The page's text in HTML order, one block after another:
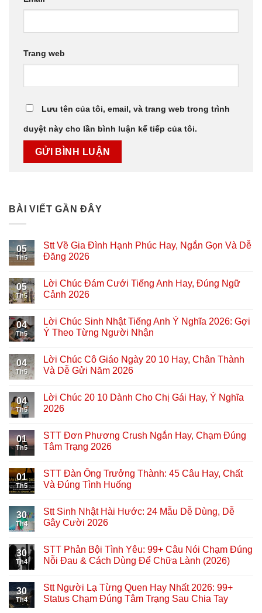
Trang web
Lưu tên của tôi, email, và trang web trong trình
duyệt này cho lần bình luận kế tiếp của tôi.
BÀI VIẾT GẦN ĐÂY
05
Th5
Stt Về Gia Đình Hạnh Phúc Hay, Ngắn Gọn Và Dễ
Đăng 2026
05
Th5
Lời Chúc Đám Cưới Tiếng Anh Hay, Đúng Ngữ
Cảnh 2026
04
Th5
Lời Chúc Sinh Nhật Tiếng Anh Ý Nghĩa 2026: Gợi
Ý Theo Từng Người Nhận
04
Th5
Lời Chúc Cô Giáo Ngày 20 10 Hay, Chân Thành
Và Dễ Gửi Năm 2026
04
Th5
Lời Chúc 20 10 Dành Cho Chị Gái Hay, Ý Nghĩa
2026
01
Th5
STT Đơn Phương Crush Ngắn Hay, Chạm Đúng
Tâm Trạng 2026
01
Th5
STT Đàn Ông Trưởng Thành: 45 Câu Hay, Chất
Và Đúng Tình Huống
30
Th4
Stt Sinh Nhật Hài Hước: 24 Mẫu Dễ Dùng, Dễ
Gây Cười 2026
30
Th4
STT Phản Bội Tình Yêu: 99+ Câu Nói Chạm Đúng
Nỗi Đau & Cách Dùng Để Chữa Lành (2026)
30
Th4
Stt Người Lạ Từng Quen Hay Nhất 2026: 99+
Status Chạm Đúng Tâm Trạng Sau Chia Tay